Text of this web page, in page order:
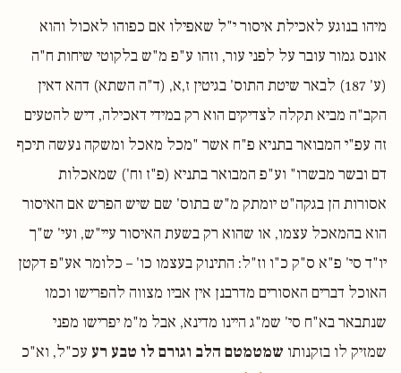
מיהו בנוגע לאכילת איסור י"ל שאפילו אם כפוהו לאכול והוא
אונס גמור עובר על לפני עור, וזהו ע"פ מ"ש בלקוטי שיחות ח"ה
(ע' 187) לבאר שיטת התוס' בגיטין ז,א, (ד"ה השתא) דהא דאין
הקב"ה מביא תקלה לצדיקים הוא רק במידי דאכילה, דיש להטעים
זה עפ"י המבואר בתניא פ"ח אשר "מכל מאכל ומשקה נעשה תיכף
דם ובשר מבשרו" וע"פ המבואר בתניא (פ"ז וח') שמאכלות
אסורות הן בגקה"ט יומתק מ"ש בתוס' שם שיש הפרש אם האיסור
הוא בהמאכל עצמו, או שהוא רק בשעת האיסור עיי"ש, ועי' ש"ך
יו"ד סי' פ"א ס"ק כ"ו וז"ל: התינוק בעצמו כו' – כלומר אע"פ דקטן
האוכל דברים האסורים מדרבנן אין אביו מצווה להפרישו וכמו
שנתבאר בא"ח סי' שמ"ג היינו מדינא, אבל מ"מ יפרישו מפני
שמזיק לו בזקנותו שמטמטם הלב וגורם לו טבע רע עכ"ל, וא"כ